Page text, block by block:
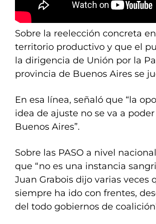
Sobre la reelección concreta
territorio productivo y que el
la dirigencia de Unión por la
provincia de Buenos Aires se
En esa línea, señaló que “la
idea de ajuste no se va a
Buenos Aires”.
Sobre las PASO a nivel
que “no es una instancia
Juan Grabois dijo varias veces
siempre ha ido con frentes,
del todo gobiernos de